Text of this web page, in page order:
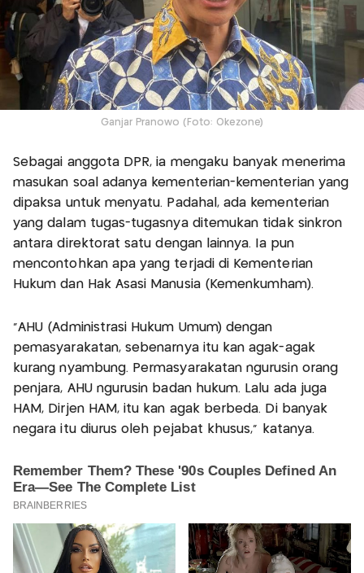
Ganjar Pranowo (Foto: Okezone)
Sebagai anggota DPR, ia mengaku banyak menerima
masukan soal adanya kementerian-kementerian yang
dipaksa untuk menyatu. Padahal, ada kementerian
yang dalam tugas-tugasnya ditemukan tidak sinkron
antara direktorat satu dengan lainnya. Ia pun
mencontohkan apa yang terjadi di Kementerian
Hukum dan Hak Asasi Manusia (Kemenkumham).
"AHU (Administrasi Hukum Umum) dengan
pemasyarakatan, sebenarnya itu kan agak-agak
kurang nyambung. Permasyarakatan ngurusin orang
penjara, AHU ngurusin badan hukum. Lalu ada juga
HAM, Dirjen HAM, itu kan agak berbeda. Di banyak
negara itu diurus oleh pejabat khusus," katanya.